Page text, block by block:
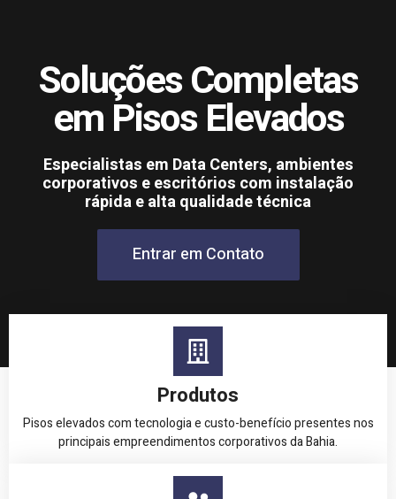
Soluções Completas
em Pisos Elevados
Especialistas em Data Centers, ambientes
corporativos e escritórios com instalação
rápida e alta qualidade técnica
Entrar em Contato
Produtos
Pisos elevados com tecnologia e custo-benefício presentes nos
principais empreendimentos corporativos da Bahia.